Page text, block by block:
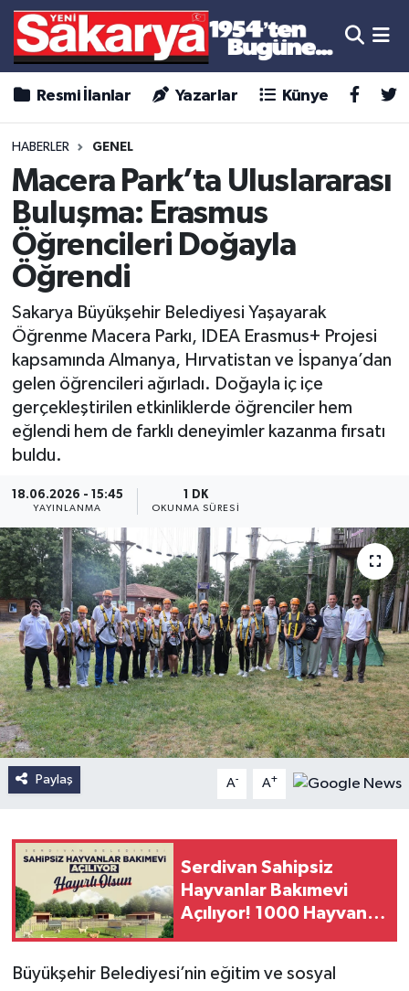
Resmi İlanlar Yazarlar Künye
HABERLER GENEL
Macera Park’ta Uluslararası
Buluşma: Erasmus
Öğrencileri Doğayla
Öğrendi
Sakarya Büyükşehir Belediyesi Yaşayarak
Öğrenme Macera Parkı, IDEA Erasmus+ Projesi
kapsamında Almanya, Hırvatistan ve İspanya’dan
gelen öğrencileri ağırladı. Doğayla iç içe
gerçekleştirilen etkinliklerde öğrenciler hem
eğlendi hem de farklı deneyimler kazanma fırsatı
buldu.
18.06.2026 - 15:45
YAYINLANMA
1 DK
OKUNMA SÜRESI
Paylaş A- A+
Serdivan Sahipsiz
Hayvanlar Bakımevi
Açılıyor! 1000 Hayvan
Büyükşehir Belediyesi’nin eğitim ve sosyal